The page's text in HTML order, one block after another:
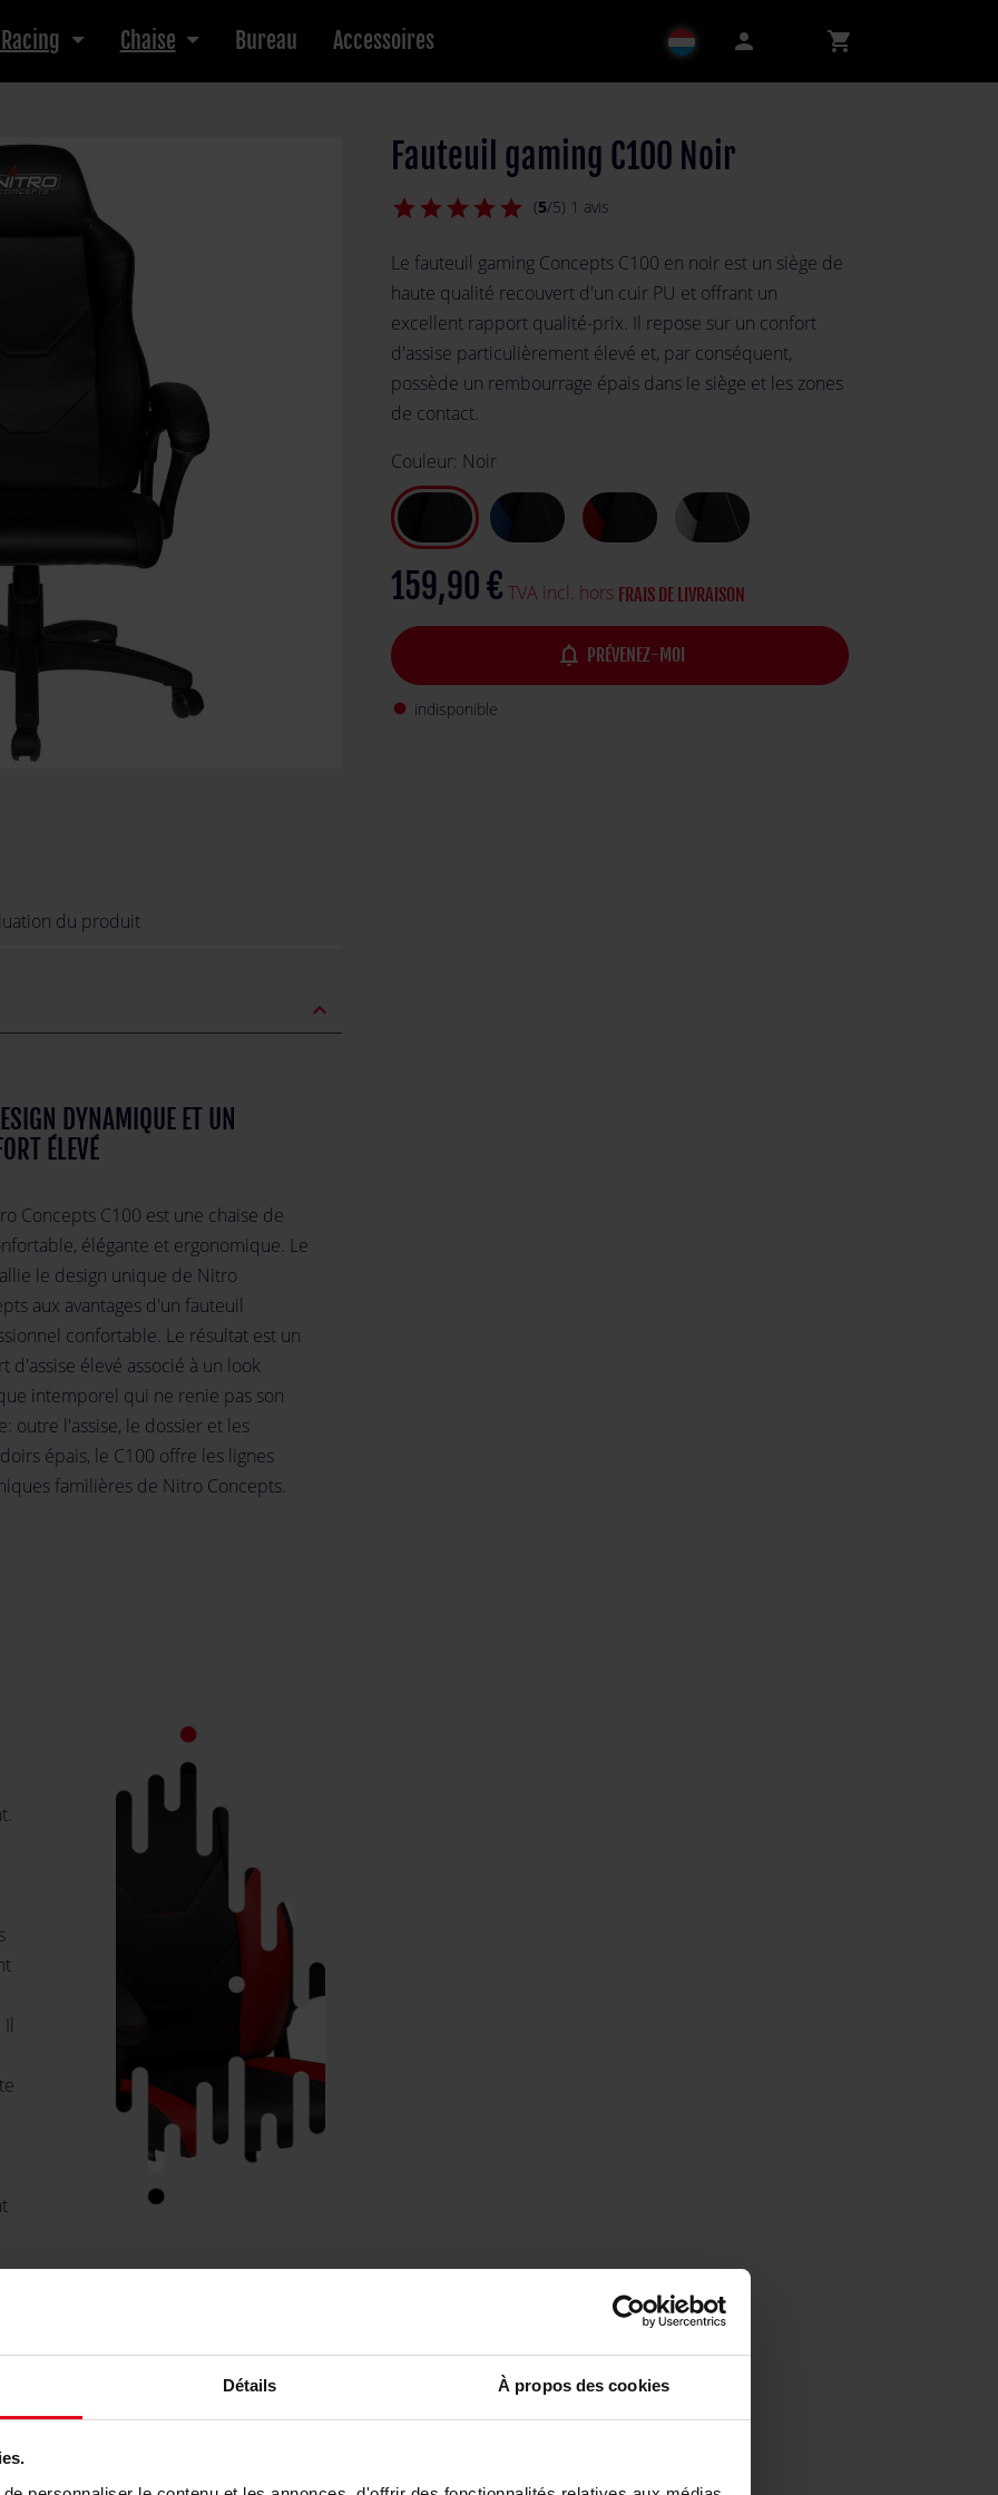
Détails À propos des cookies
Chaise Bureau Accessoires person shopping_cart
Fauteuil gaming C100 Noir
star
star
star
star
star (5/5) 1 avis
Le fauteuil gaming Concepts C100 en noir est un siège de
haute qualité recouvert d'un cuir PU et offrant un
excellent rapport qualité-prix. Il repose sur un confort
d'assise particulièrement élevé et, par conséquent,
possède un rembourrage épais dans le siège et les zones
de contact.
Couleur: Noir
159,90 € TVA incl. hors FRAIS DE LIVRAISON
notifications_none PRÉVENEZ-MOI
fiber_manual_record indisponible
du produit
expand_less
DYNAMIQUE ET UN
ÉLEVÉ
Concepts C100 est une chaise de
élégante et ergonomique. Le
le design unique de Nitro
aux avantages d'un fauteuil
confortable. Le résultat est un
d'assise élevé associé à un look
intemporel qui ne renie pas son
outre l'assise, le dossier et les
épais, le C100 offre les lignes
familières de Nitro Concepts.
CONFORTABLE ET